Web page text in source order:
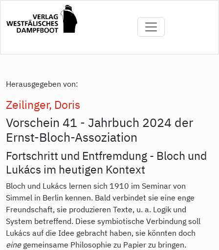
Inhalt
Herausgegeben von:
Zeilinger, Doris
Vorschein 41 - Jahrbuch 2024 der
Ernst-Bloch-Assoziation
Fortschritt und Entfremdung - Bloch und
Lukács im heutigen Kontext
Bloch und Lukács lernen sich 1910 im Seminar von
Simmel in Berlin kennen. Bald verbindet sie eine enge
Freundschaft, sie produzieren Texte, u. a. Logik und
System betreffend. Diese symbiotische Verbindung soll
Lukács auf die Idee gebracht haben, sie könnten doch
einegemeinsame Philosophie zu Papier zu bringen.